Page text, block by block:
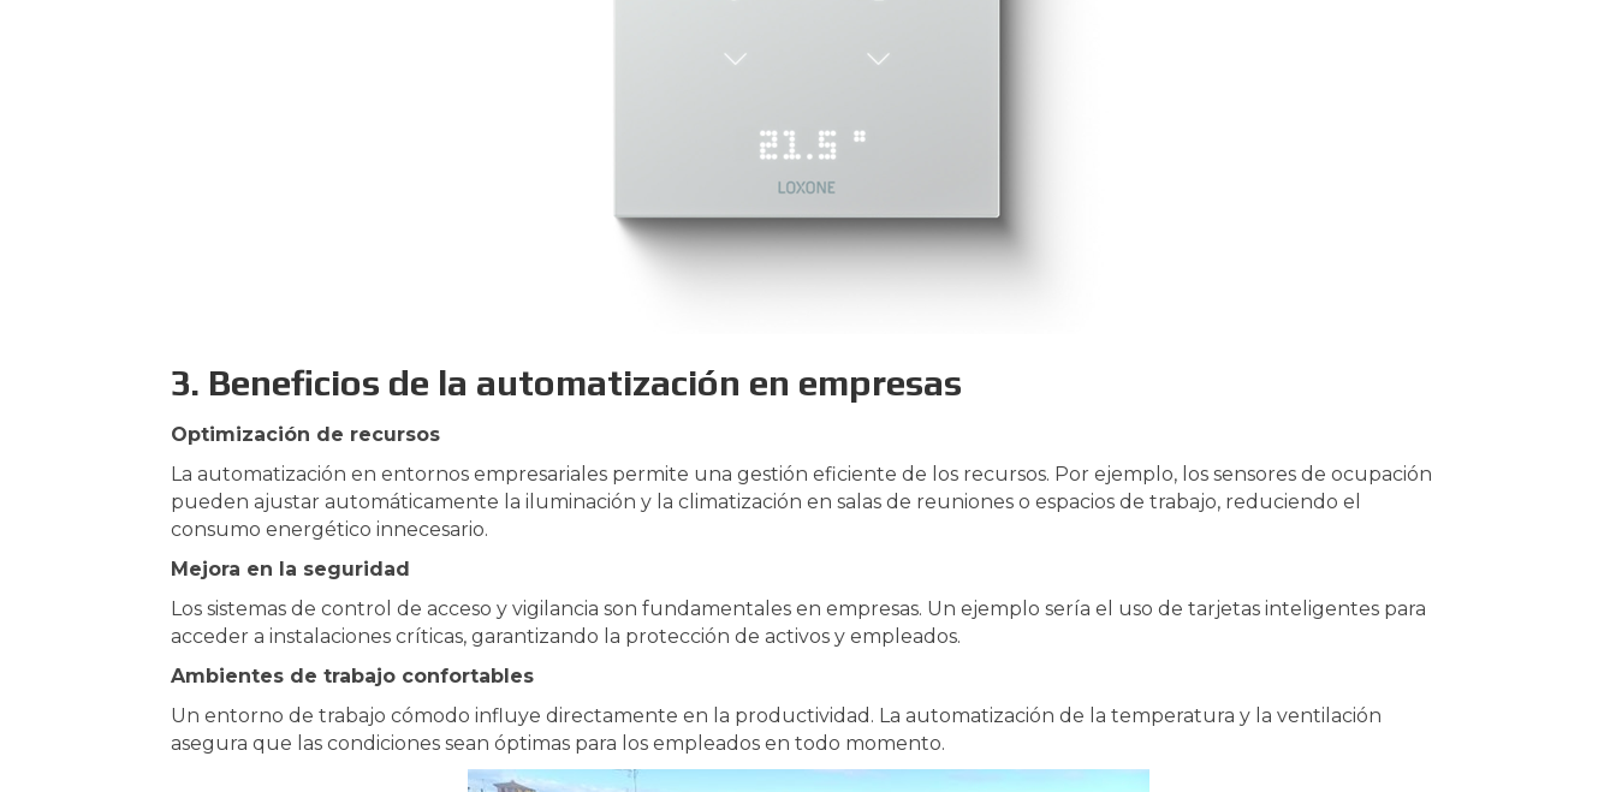
3. Beneficios de la automatización en empresas
Optimización de recursos
La automatización en entornos empresariales permite una gestión eficiente de los recursos. Por ejemplo, los sensores de ocupación
pueden ajustar automáticamente la iluminación y la climatización en salas de reuniones o espacios de trabajo, reduciendo el
consumo energético innecesario.
Mejora en la seguridad
Los sistemas de control de acceso y vigilancia son fundamentales en empresas. Un ejemplo sería el uso de tarjetas inteligentes para
acceder a instalaciones críticas, garantizando la protección de activos y empleados.
Ambientes de trabajo confortables
Un entorno de trabajo cómodo influye directamente en la productividad. La automatización de la temperatura y la ventilación
asegura que las condiciones sean óptimas para los empleados en todo momento.